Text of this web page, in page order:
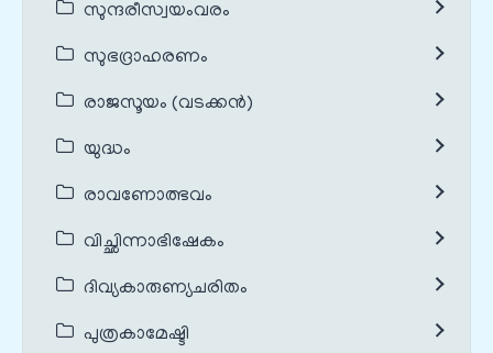
സുന്ദരീസ്വയംവരം
സുഭദ്രാഹരണം
രാജസൂയം (വടക്കൻ)
യുദ്ധം
രാവണോത്ഭവം
വിച്ഛിന്നാഭിഷേകം
ദിവ്യകാരുണ്യചരിതം
പുത്രകാമേഷ്ടി